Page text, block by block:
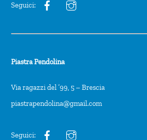
Seguici:
Piastra Pendolina
Via ragazzi del ’99, 5 – Brescia
piastrapendolina@gmail.com
Seguici: